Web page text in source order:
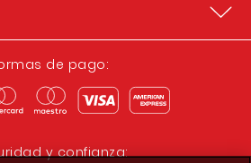
de pago:
y confianza: